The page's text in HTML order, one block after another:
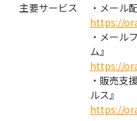
主要サービス
・メール
https://
・メール
ム』
https://
・販売支
ルス』
https://